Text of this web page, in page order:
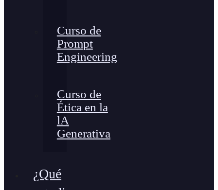
Curso de
Prompt
Engineering
Curso de
Ética en la
lA
Generativa
¿Qué